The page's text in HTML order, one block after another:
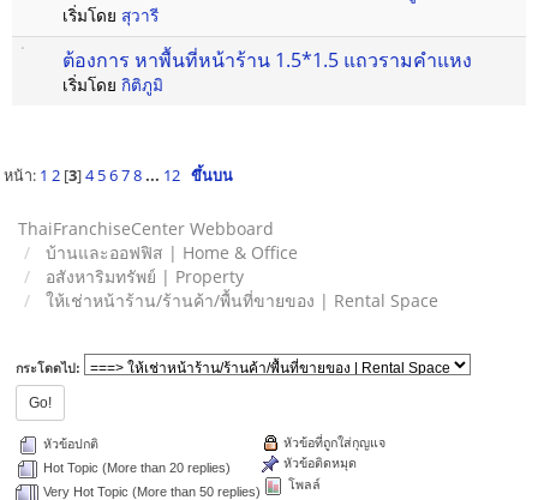
เริ่มโดย สุวารี
ต้องการ หาพื้นที่หน้าร้าน 1.5*1.5 แถวรามคำแหง
เริ่มโดย กิติภูมิ
หน้า: 1 2[3]4 5 6 7 8 ... 12 ขึ้นบน
ThaiFranchiseCenter Webboard
บ้านและออฟฟิส | Home & Office
อสังหาริมทรัพย์ | Property
ให้เช่าหน้าร้าน/ร้านค้า/พื้นที่ขายของ | Rental Space
กระโดดไป:
หัวข้อปกติ
Hot Topic (More than 20 replies)
Very Hot Topic (More than 50 replies)
หัวข้อที่ถูกใส่กุญแจ
หัวข้อติดหมุด
โพลล์